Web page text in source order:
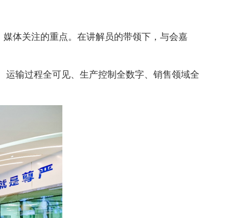
体关注的重点。在讲解员的带领下，与会嘉
输过程全可见、生产控制全数字、销售领域全